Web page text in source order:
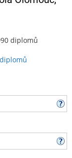
diplomů